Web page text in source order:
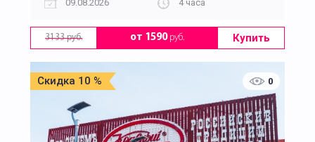
09.08.2026
4 часа
3133 руб. от 1590руб. Купить
Скидка 10 % 0